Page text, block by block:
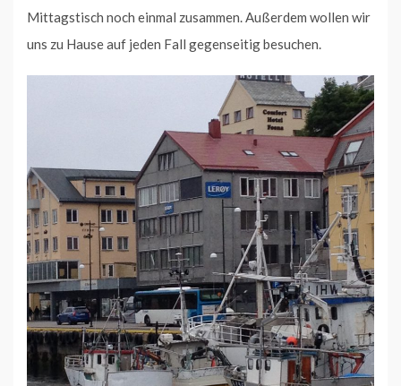
Mittagstisch noch einmal zusammen. Außerdem wollen wir
uns zu Hause auf jeden Fall gegenseitig besuchen.